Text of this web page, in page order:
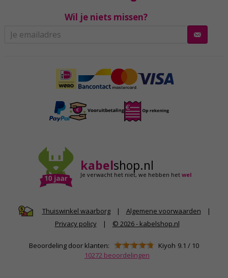
Wil je niets missen?
kabelshop.nl
Je verwacht het niet,we hebben hetwel
Thuiswinkel waarborg | Algemene voorwaarden
|
Privacy policy
| © 2026 - kabelshop.nl
Beoordeling door klanten: Kiyoh 9.1 / 10
10272 beoordelingen